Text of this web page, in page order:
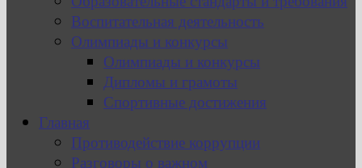
Воспитательная деятельность
Олимпиады и конкурсы
Олимпиады и конкурсы
Дипломы и грамоты
Спортивные достижения
Главная
Противодействие коррупции
Разговоры о важном